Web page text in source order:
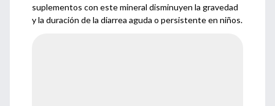
suplementos con este mineral disminuyen la gravedad
y la duración de la diarrea aguda o persistente en niños.